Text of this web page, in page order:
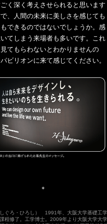
く深く考えさせられると思います
、人間の未来に美しさを感じても
できるのではないでしょうか。感
てしまう来場者も多いです。これ
てもらわないとわかりませんの
ビリオンに来て感じてください。
＊
ぐろ・ひろし） 1991年、大阪大学基礎工学
程修了。工学博士。2009年より大阪大学大学